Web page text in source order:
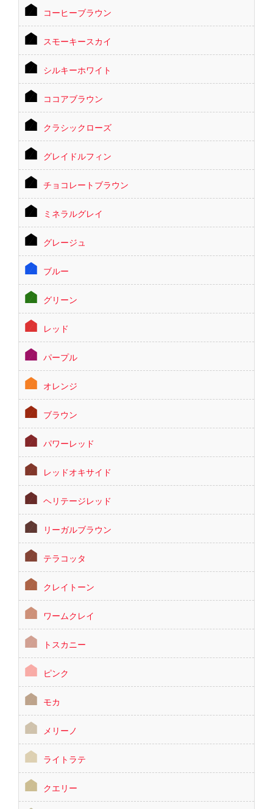
コーヒーブラウン
スモーキースカイ
シルキーホワイト
ココアブラウン
クラシックローズ
グレイドルフィン
チョコレートブラウン
ミネラルグレイ
グレージュ
ブルー
グリーン
レッド
パープル
オレンジ
ブラウン
パワーレッド
レッドオキサイド
ヘリテージレッド
リーガルブラウン
テラコッタ
クレイトーン
ワームクレイ
トスカニー
ピンク
モカ
メリーノ
ライトラテ
クエリー